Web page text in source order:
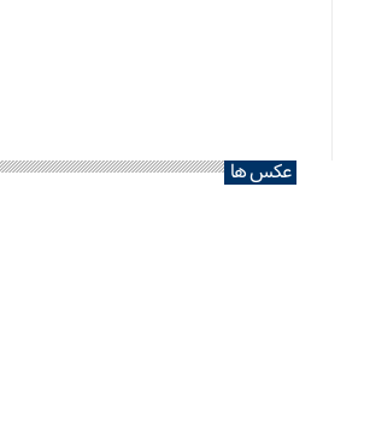
عکس ها